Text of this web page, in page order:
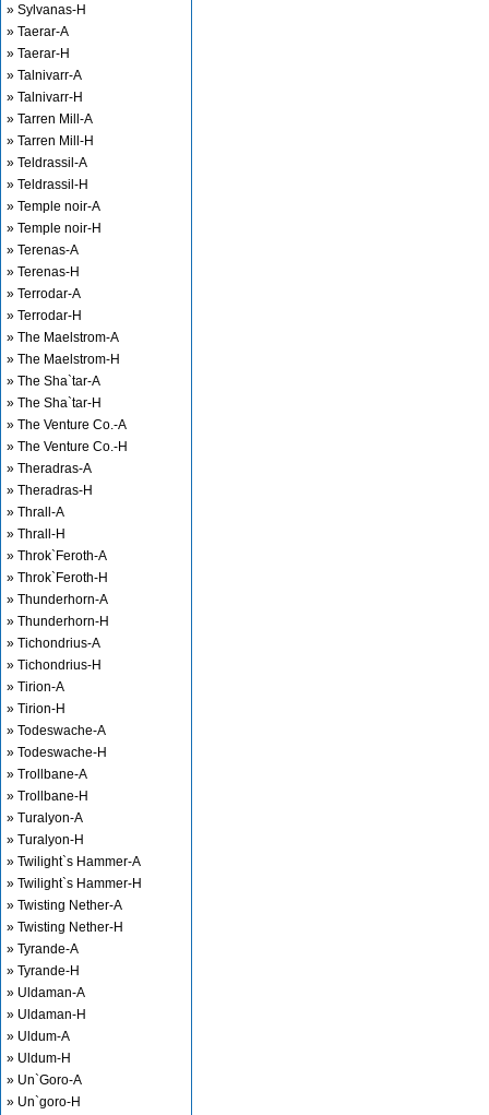
» Sylvanas-H
» Taerar-A
» Taerar-H
» Talnivarr-A
» Talnivarr-H
» Tarren Mill-A
» Tarren Mill-H
» Teldrassil-A
» Teldrassil-H
» Temple noir-A
» Temple noir-H
» Terenas-A
» Terenas-H
» Terrodar-A
» Terrodar-H
» The Maelstrom-A
» The Maelstrom-H
» The Sha`tar-A
» The Sha`tar-H
» The Venture Co.-A
» The Venture Co.-H
» Theradras-A
» Theradras-H
» Thrall-A
» Thrall-H
» Throk`Feroth-A
» Throk`Feroth-H
» Thunderhorn-A
» Thunderhorn-H
» Tichondrius-A
» Tichondrius-H
» Tirion-A
» Tirion-H
» Todeswache-A
» Todeswache-H
» Trollbane-A
» Trollbane-H
» Turalyon-A
» Turalyon-H
» Twilight`s Hammer-A
» Twilight`s Hammer-H
» Twisting Nether-A
» Twisting Nether-H
» Tyrande-A
» Tyrande-H
» Uldaman-A
» Uldaman-H
» Uldum-A
» Uldum-H
» Un`Goro-A
» Un`goro-H